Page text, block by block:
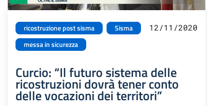
ricostruzione post sisma
Sisma
messa in sicurezza
12/11/2020
Curcio: “Il futuro sistema delle
ricostruzioni dovrà tener conto
delle vocazioni dei territori”